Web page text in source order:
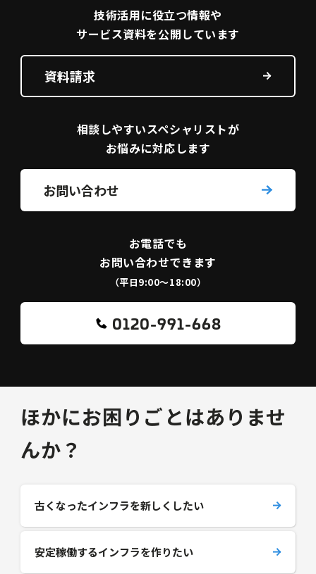
技術活用に役立つ情報や
サービス資料を公開しています
資料請求
相談しやすいスペシャリストが
お悩みに対応します
お問い合わせ
お電話でも
お問い合わせできます
（平日9:00〜18:00）
0120-991-668
ほかにお困りごとはありませ
んか？
古くなったインフラを新しくしたい
安定稼働するインフラを作りたい